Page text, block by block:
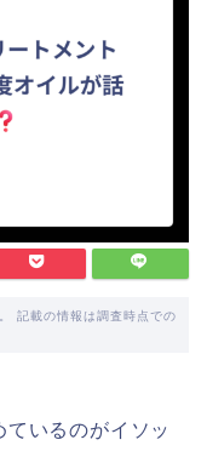
記載の情報は調査時点での
いるのがイソッ